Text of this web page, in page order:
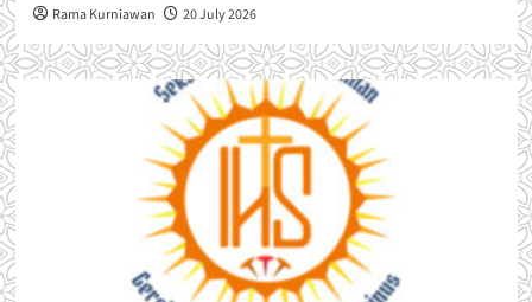
Rama Kurniawan 20 July 2026